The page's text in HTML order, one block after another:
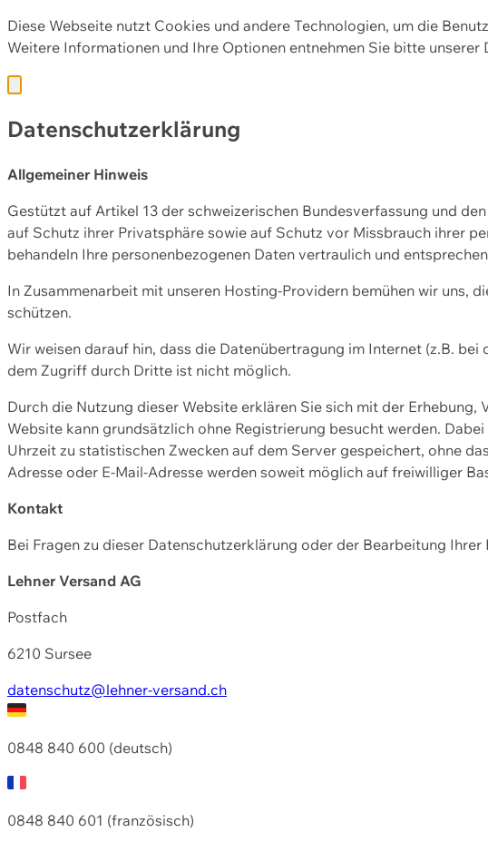
Diese Webseite nutzt Cookies und andere Technologien, um die
Weitere Informationen und Ihre Optionen entnehmen Sie bitte unserer
Datenschutzerklärung
Allgemeiner Hinweis
Gestützt auf Artikel 13 der schweizerischen Bundesverfassung und
auf Schutz ihrer Privatsphäre sowie auf Schutz vor Missbrauch ihrer
behandeln Ihre personenbezogenen Daten vertraulich und
In Zusammenarbeit mit unseren Hosting-Providern bemühen wir uns,
schützen.
Wir weisen darauf hin, dass die Datenübertragung im Internet (z.B.
dem Zugriff durch Dritte ist nicht möglich.
Durch die Nutzung dieser Website erklären Sie sich mit der
Website kann grundsätzlich ohne Registrierung besucht werden.
Uhrzeit zu statistischen Zwecken auf dem Server gespeichert, ohne
Adresse oder E-Mail-Adresse werden soweit möglich auf freiwilliger
Kontakt
Bei Fragen zu dieser Datenschutzerklärung oder der Bearbeitung
Lehner Versand AG
Postfach
6210 Sursee
datenschutz@lehner-versand.ch
0848 840 600 (deutsch)
0848 840 601 (französisch)